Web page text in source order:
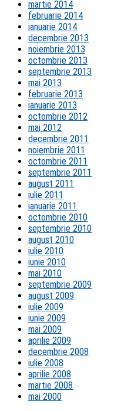
martie 2014
februarie 2014
ianuarie 2014
decembrie 2013
noiembrie 2013
octombrie 2013
septembrie 2013
mai 2013
februarie 2013
ianuarie 2013
octombrie 2012
mai 2012
decembrie 2011
noiembrie 2011
octombrie 2011
septembrie 2011
august 2011
iulie 2011
ianuarie 2011
octombrie 2010
septembrie 2010
august 2010
iulie 2010
iunie 2010
mai 2010
septembrie 2009
august 2009
iulie 2009
iunie 2009
mai 2009
aprilie 2009
decembrie 2008
iulie 2008
aprilie 2008
martie 2008
mai 2000